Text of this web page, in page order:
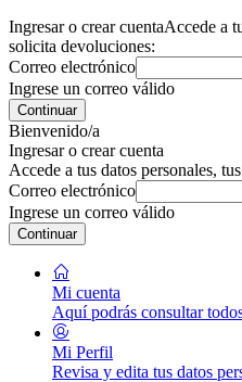
Ingresar o crear cuentaAccede a
solicita devoluciones:
Correo electrónico
Ingrese un correo válido
Continuar
Bienvenido/a
Ingresar o crear cuenta
Accede a tus datos personales,
Correo electrónico
Ingrese un correo válido
Continuar
Mi cuenta
Aquí podrás consultar
Mi Perfil
Revisa y edita tus datos